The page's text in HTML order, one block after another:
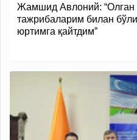
Жамшид Авлоний: “Олган
тажрибаларим билан
юртимга қайтдим”